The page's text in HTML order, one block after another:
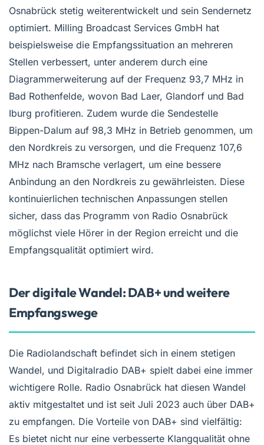
Osnabrück stetig weiterentwickelt und sein Sendernetz
optimiert. Milling Broadcast Services GmbH hat
beispielsweise die Empfangssituation an mehreren
Stellen verbessert, unter anderem durch eine
Diagrammerweiterung auf der Frequenz 93,7 MHz in
Bad Rothenfelde, wovon Bad Laer, Glandorf und Bad
Iburg profitieren. Zudem wurde die Sendestelle
Bippen-Dalum auf 98,3 MHz in Betrieb genommen, um
den Nordkreis zu versorgen, und die Frequenz 107,6
MHz nach Bramsche verlagert, um eine bessere
Anbindung an den Nordkreis zu gewährleisten. Diese
kontinuierlichen technischen Anpassungen stellen
sicher, dass das Programm von Radio Osnabrück
möglichst viele Hörer in der Region erreicht und die
Empfangsqualität optimiert wird.
Der digitale Wandel: DAB+ und weitere
Empfangswege
Die Radiolandschaft befindet sich in einem stetigen
Wandel, und Digitalradio DAB+ spielt dabei eine immer
wichtigere Rolle. Radio Osnabrück hat diesen Wandel
aktiv mitgestaltet und ist seit Juli 2023 auch über DAB+
zu empfangen. Die Vorteile von DAB+ sind vielfältig:
Es bietet nicht nur eine verbesserte Klangqualität ohne